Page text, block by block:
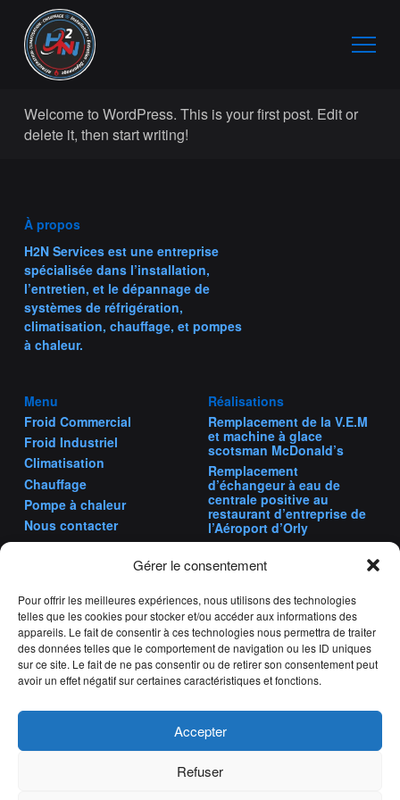
Gérer le consentement
Pour offrir les meilleures expériences, nous utilisons des technologies
telles que les cookies pour stocker et/ou accéder aux informations des
appareils. Le fait de consentir à ces technologies nous permettra de traiter
des données telles que le comportement de navigation ou les ID uniques
sur ce site. Le fait de ne pas consentir ou de retirer son consentement peut
avoir un effet négatif sur certaines caractéristiques et fonctions.
Accepter
Refuser
Welcome to WordPress. This is your first post. Edit or
delete it, then start writing!
À propos
H2N Services est une entreprise
spécialisée dans l’installation,
l’entretien, et le dépannage de
systèmes de réfrigération,
climatisation, chauffage, et pompes
à chaleur.
Menu
Froid Commercial
Froid Industriel
Climatisation
Chauffage
Pompe à chaleur
Nous contacter
Réalisations
Remplacement de la V.E.M
et machine à glace
scotsman McDonald’s
Remplacement
d’échangeur à eau de
centrale positive au
restaurant d’entreprise de
l’Aéroport d’Orly
compresseur sur une
Remplacement
compresseur à vis sur un
groupe à eau glacée
Mentions Légales
Politique de Confidentialité